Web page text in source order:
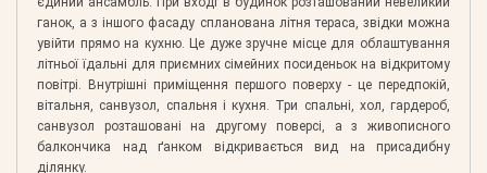
ганок, а з іншого фасаду спланована літня тераса, звідки можна
увійти прямо на кухню. Це дуже зручне місце для облаштування
літньої їдальні для приємних сімейних посиденьок на відкритому
повітрі. Внутрішні приміщення першого поверху - це передпокій,
вітальня, санвузол, спальня і кухня. Три спальні, хол, гардероб,
санвузол розташовані на другому поверсі, а з живописного
балкончика над ґанком відкривається вид на присадибну
ділянку.